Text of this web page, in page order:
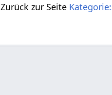
Zurück zur Seite